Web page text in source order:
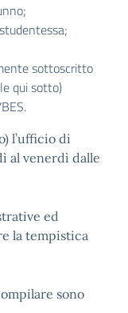
sottoscritto
qui sotto)
l’ufficio di
al venerdì dalle
ed
la tempistica
sono